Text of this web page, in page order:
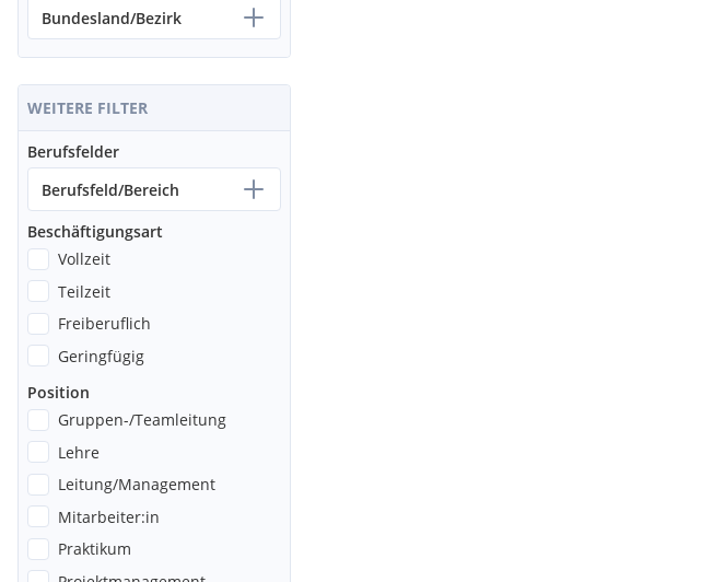
Möglichkeit von Fach- und Führungskarrieren sowie Qualifizierung und Vorbereitung auf
diese Aufgaben
Bundesland/Bezirk
WEITERE FILTER
Berufsfelder
Berufsfeld/Bereich
Beschäftigungsart
Vollzeit
Teilzeit
Freiberuflich
Geringfügig
Position
Gruppen-/Teamleitung
Lehre
Leitung/Management
Mitarbeiter:in
Praktikum